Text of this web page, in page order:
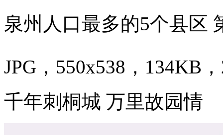
泉州人口最多的5个县区
JPG，550x538，134KB
千年刺桐城 万里故园情